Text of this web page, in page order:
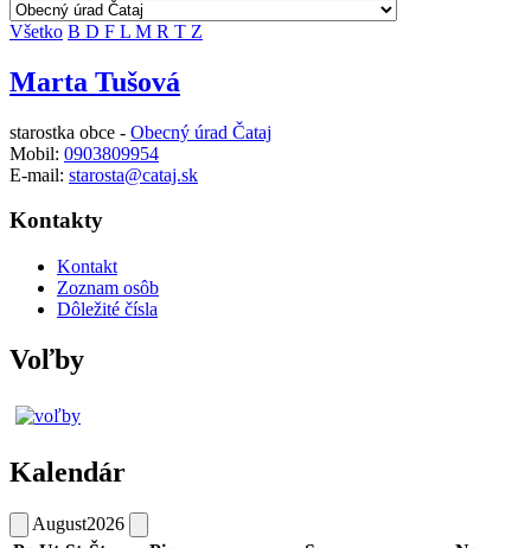
Všetko B D F L M R T Z
Marta Tušová
starostka obce - Obecný úrad Čataj
Mobil: 0903809954
E-mail: starosta@cataj.sk
Kontakty
Kontakt
Zoznam osôb
Dôležité čísla
Voľby
Kalendár
August2026